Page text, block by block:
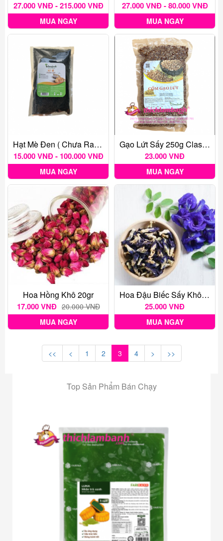
27.000 VNĐ - 215.000 VNĐ
MUA NGAY
27.000 VNĐ - 80.000 VNĐ
MUA NGAY
Hạt Mè Đen ( Chưa Rang)
15.000 VNĐ - 100.000 VNĐ
MUA NGAY
Gạo Lứt Sấy 250g Classyfood
23.000 VNĐ
MUA NGAY
Hoa Hồng Khô 20gr
17.000 VNĐ 20.000 VNĐ
MUA NGAY
Hoa Đậu Biếc Sấy Khô 20 Gr
25.000 VNĐ
MUA NGAY
<< < 1 2 3 4 > >>
Top Sản Phẩm Bán Chạy